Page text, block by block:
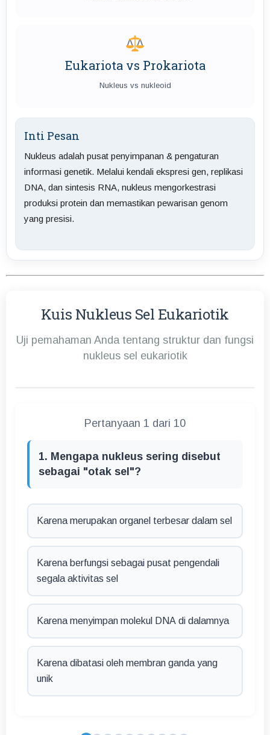
Eukariota vs Prokariota
Nukleus vs nukleoid
Inti Pesan
Nukleus adalah pusat penyimpanan & pengaturan
informasi genetik. Melalui kendali ekspresi gen, replikasi
DNA, dan sintesis RNA, nukleus mengorkestrasi
produksi protein dan memastikan pewarisan genom
yang presisi.
Kuis Nukleus Sel Eukariotik
Uji pemahaman Anda tentang struktur dan fungsi
nukleus sel eukariotik
Pertanyaan 1 dari 10
1. Mengapa nukleus sering disebut
sebagai "otak sel"?
Karena merupakan organel terbesar dalam sel
Karena berfungsi sebagai pusat pengendali
segala aktivitas sel
Karena menyimpan molekul DNA di dalamnya
Karena dibatasi oleh membran ganda yang
unik